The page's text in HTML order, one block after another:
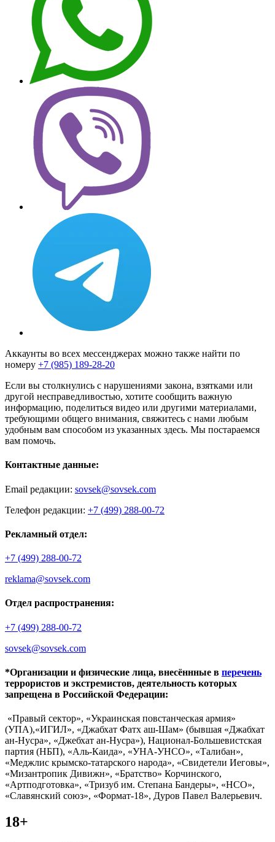
Аккаунты во всех мессенджерах можно также найти по
номеру +7 (985) 189-28-20
Если вы столкнулись с нарушениями закона, взятками или
другой несправедливостью, хотите сообщить важную
информацию, поделиться видео или другими материалами,
требующими общего внимания, свяжитесь с нами любым
удобным вам способом из указанных здесь. Мы постараемся
вам помочь.
Контактные данные:
Email редакции: sovsek@sovsek.com
Телефон редакции: +7 (499) 288-00-72
Рекламный отдел:
+7 (499) 288-00-72
reklama@sovsek.com
Отдел распространения:
+7 (499) 288-00-72
sovsek@sovsek.com
*Организации и физические лица, внесённные в перечень
террористов и экстремистов, деятельность которых
запрещена в Российской Федерации:
«Правый сектор», «Украинская повстанческая армия»
(УПА),«ИГИЛ», «Джабхат Фатх аш-Шам» (бывшая «Джабхат
ан-Нусра», «Джебхат ан-Нусра»), Национал-Большевистская
партия (НБП), «Аль-Каида», «УНА-УНСО», «Талибан»,
«Меджлис крымско-татарского народа», «Свидетели Иеговы»,
«Мизантропик Дивижн», «Братство» Корчинского,
«Артподготовка», «Тризуб им. Степана Бандеры», «НСО»,
«Славянский союз», «Формат-18», Дуров Павел Валерьевич.
18+